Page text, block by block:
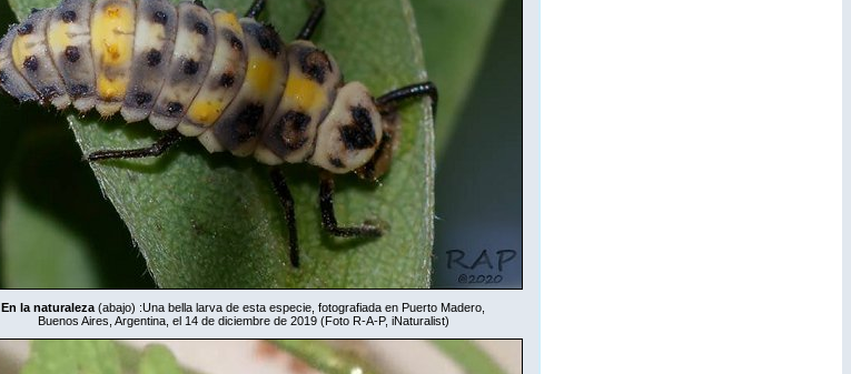
En la naturaleza (abajo) :Una bella larva de esta especie, fotografiada en Puerto Madero,
Buenos Aires, Argentina, el 14 de diciembre de 2019 (Foto R-A-P, iNaturalist)